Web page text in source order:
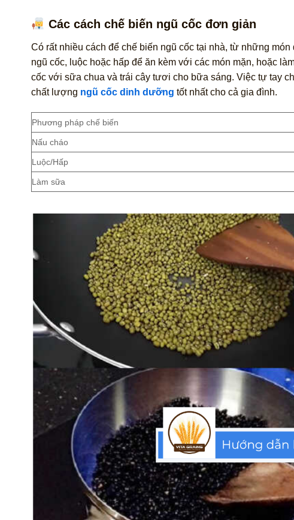
Các cách chế biến ngũ cốc đơn giản
Có rất nhiều cách để chế biến ngũ cốc tại nhà, từ những
ngũ cốc, luộc hoặc hấp để ăn kèm với các món mặn, hoặc
cốc với sữa chua và trái cây tươi cho bữa sáng. Việc tự tay
chất lượng ngũ cốc dinh dưỡng tốt nhất cho cả gia đình.
Phương pháp chế biến
Nấu cháo
Luộc/Hấp
Làm sữa